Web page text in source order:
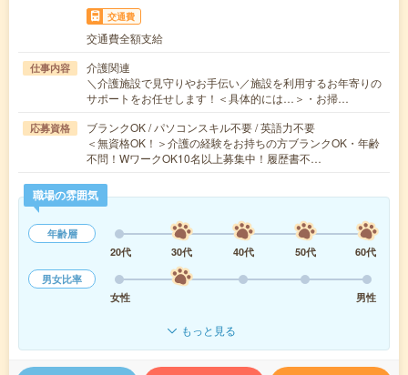
交通費
交通費全額支給
仕事内容
介護関連
＼介護施設で見守りやお手伝い／施設を利用するお年寄りの
サポートをお任せします！＜具体的には…＞・お掃…
応募資格
ブランクOK / パソコンスキル不要 / 英語力不要
＜無資格OK！＞介護の経験をお持ちの方ブランクOK・年齢
不問！WワークOK10名以上募集中！履歴書不…
職場の雰囲気
年齢層
20代
30代 40代 50代
60代
男女比率
女性
男性
もっと見る